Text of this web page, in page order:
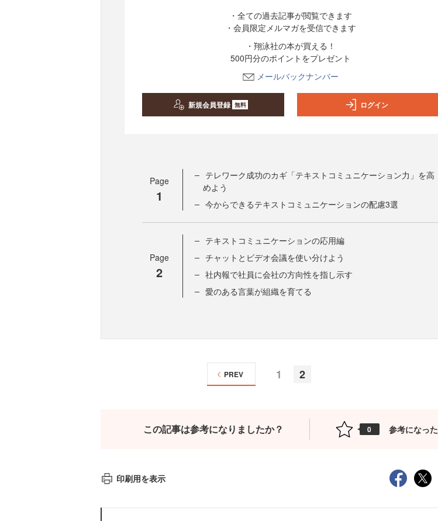
・全ての過去記事が閲覧できます
・会員限定メルマガを受信できます
・翔泳社の本が買える！
500円分のポイントをプレゼント
メールバックナンバー
新規会員登録 無料 ログイン
Page
1
テレワーク成功のカギ「テキストコミュニケーション力」を高
めよう
今からできるテキストコミュニケーションの配慮3選
Page
2
テキストコミュニケーションの応用編
チャットとビデオ会議を使い分けよう
社内報で社員に会社の方向性を指し示す
愛のある言葉が組織を育てる
1 2
PREV
この記事は参考になりましたか？ 0 参考になった
印刷用を表示